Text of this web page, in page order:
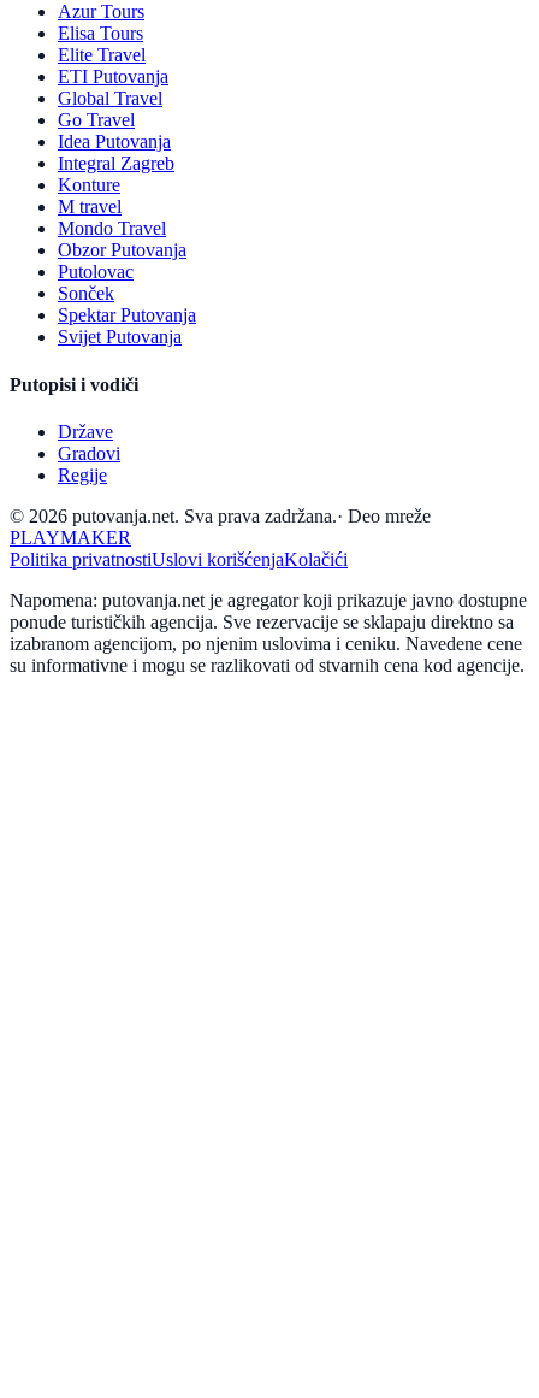
Azur Tours
Elisa Tours
Elite Travel
ETI Putovanja
Global Travel
Go Travel
Idea Putovanja
Integral Zagreb
Konture
M travel
Mondo Travel
Obzor Putovanja
Putolovac
Sonček
Spektar Putovanja
Svijet Putovanja
Putopisi i vodiči
Države
Gradovi
Regije
© 2026 putovanja.net. Sva prava zadržana.· Deo mreže
PLAYMAKER
Politika privatnostiUslovi korišćenjaKolačići
Napomena: putovanja.net je agregator koji prikazuje javno dostupne
ponude turističkih agencija. Sve rezervacije se sklapaju direktno sa
izabranom agencijom, po njenim uslovima i ceniku. Navedene cene
su informativne i mogu se razlikovati od stvarnih cena kod agencije.